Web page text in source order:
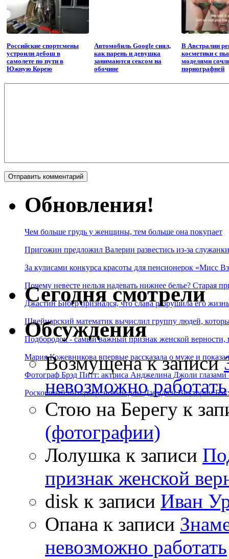
Российские спортсмены
устроили дебош в
самолете по пути в
Южную Корею
Автомобиль Google снял,
как парень и девушка
занимаются сексом на
обочине
В Австралии
косметики с
моделями
порнографией
Обновления!
Чем больше грудь у женщины, тем больше она покупает
Пригожин предложил Валерии развестись из-за
За кулисами конкурса красоты для пенсионерок «Мисс
Почему невесте нельзя надевать нижнее белье? Старая
Джастин Бибер признался, что слава разрушила его
Швейцарский математик вычислил группу людей,
Подбородок - самый важный признак женской
Мария Кожевникова впервые рассказала о муже и
Фотограф Брэд Питт: актриса Анджелина Джоли глазами
Роскошный интерьер: новый дом Дэвида и Виктории
Сегодня смотрели
Обсуждения
Возмущенак записи
невозможно работать
Стою на Берегу к
(фотографии)
Лолушка к записи
признак женской
disk к записи Иван
Опана к записи
невозможно работать